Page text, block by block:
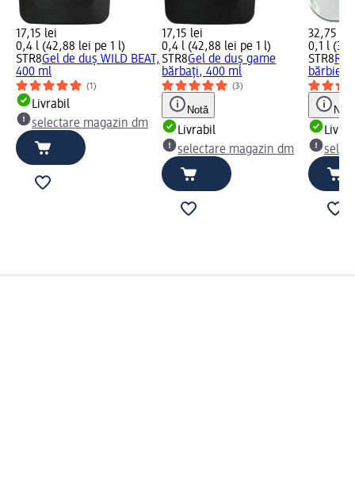
17,15 lei
0,4 l (42,88 lei pe 1 l)
STR8Gel de duș WILD BEAT,
400 ml
(1)
Livrabil
selectare magazin dm
17,15 lei
0,4 l (42,88 lei pe 1 l)
STR8Gel de duș game
bărbați, 400 ml
(3)
Notă
Livrabil
selectare magazin dm
32,75 lei
0,1 l
STR8
Notă